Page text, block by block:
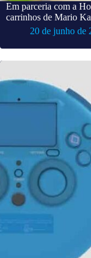
Em parceria com a
carrinhos de Mario
20 de junho de